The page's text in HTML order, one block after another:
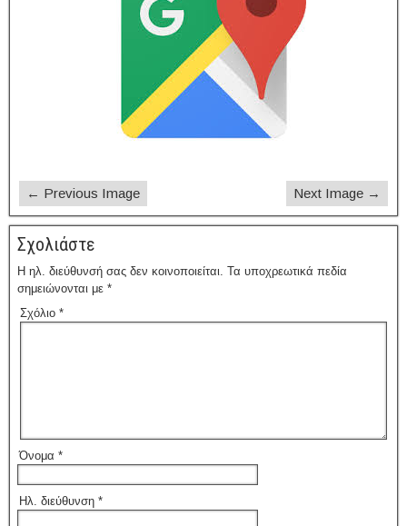
← Previous Image Next Image →
Σχολιάστε
Η ηλ. διεύθυνσή σας δεν κοινοποιείται. Τα υποχρεωτικά πεδία
σημειώνονται με *
Σχόλιο *
Όνομα *
Ηλ. διεύθυνση *